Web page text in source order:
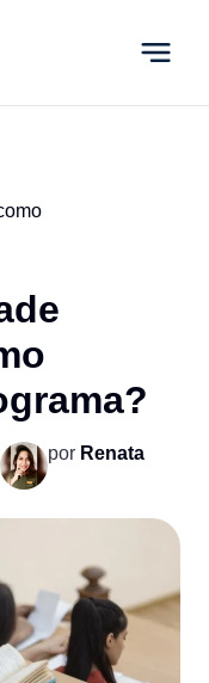
por Renata